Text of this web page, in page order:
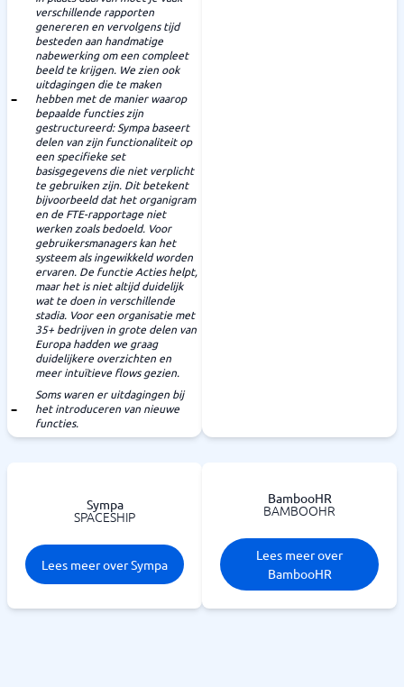
verschillende rapporten
genereren en vervolgens tijd
besteden aan handmatige
nabewerking om een compleet
beeld te krijgen. We zien ook
uitdagingen die te maken
hebben met de manier waarop
bepaalde functies zijn
gestructureerd: Sympa baseert
delen van zijn functionaliteit op
een specifieke set
basisgegevens die niet verplicht
te gebruiken zijn. Dit betekent
bijvoorbeeld dat het organigram
en de FTE-rapportage niet
werken zoals bedoeld. Voor
gebruikersmanagers kan het
systeem als ingewikkeld worden
ervaren. De functie Acties helpt,
maar het is niet altijd duidelijk
wat te doen in verschillende
stadia. Voor een organisatie met
35+ bedrijven in grote delen van
Europa hadden we graag
duidelijkere overzichten en
meer intuïtieve flows gezien.
Soms waren er uitdagingen bij
het introduceren van nieuwe
functies.
Sympa
SPACESHIP
Lees meer over Sympa
BambooHR
BAMBOOHR
Lees meer over
BambooHR